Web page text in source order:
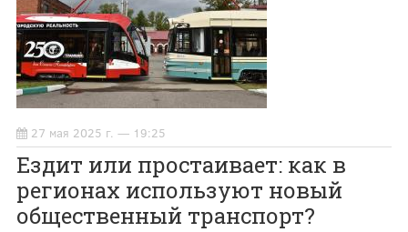
27 мая 2025 г. — 19:25
Ездит или простаивает: как в
регионах используют новый
общественный транспорт?